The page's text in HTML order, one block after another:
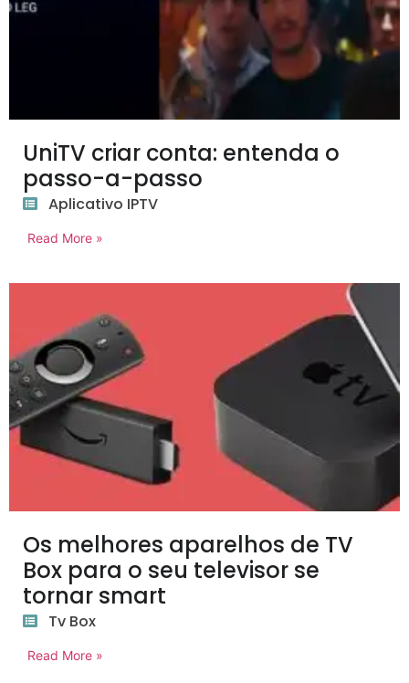
UniTV criar conta: entenda o
passo-a-passo
Aplicativo IPTV
Read More »
Os melhores aparelhos de TV
Box para o seu televisor se
tornar smart
Tv Box
Read More »